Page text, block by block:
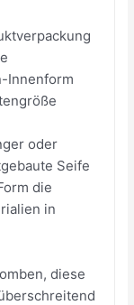
Innenform
oder
Seife
die
in
diese